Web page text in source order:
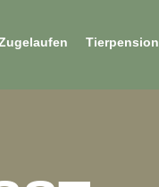
Tierpension